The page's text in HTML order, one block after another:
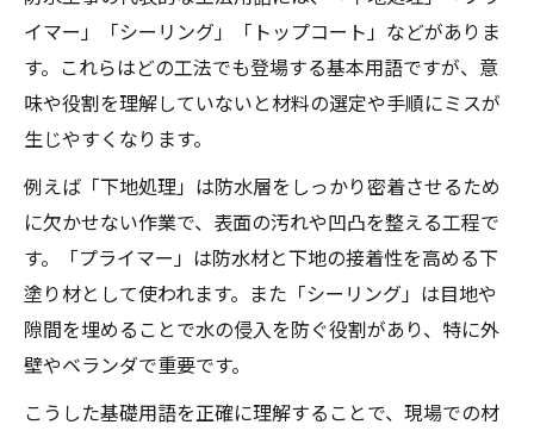
イマー」「シーリング」「トップコート」などがありま
す。これらはどの工法でも登場する基本用語ですが、意
味や役割を理解していないと材料の選定や手順にミスが
生じやすくなります。
例えば「下地処理」は防水層をしっかり密着させるため
に欠かせない作業で、表面の汚れや凹凸を整える工程で
す。「プライマー」は防水材と下地の接着性を高める下
塗り材として使われます。また「シーリング」は目地や
隙間を埋めることで水の侵入を防ぐ役割があり、特に外
壁やベランダで重要です。
こうした基礎用語を正確に理解することで、現場での材